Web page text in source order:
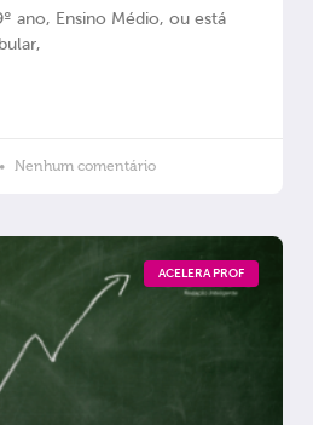
ano, Ensino Médio, ou está
Nenhum comentário
ACELERA PROF